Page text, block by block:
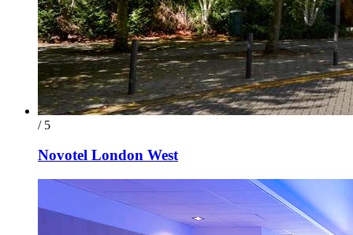
/ 5
Novotel London West